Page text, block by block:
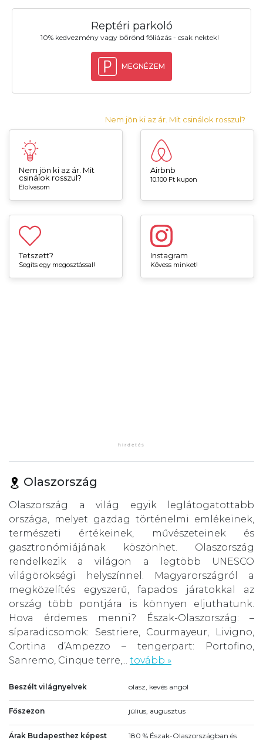
Reptéri parkoló
10% kedvezmény vagy bőrönd fóliázás - csak nektek!
MEGNÉZEM
Nem jön ki az ár. Mit csinálok rosszul?
Nem jön ki az ár. Mit
csinálok rosszul?
Elolvasom
Airbnb
10.100 Ft kupon
Tetszett?
Segíts egy megosztással!
Instagram
Kövess minket!
Olaszország
Olaszország a világ egyik leglátogatottabb
országa, melyet gazdag történelmi emlékeinek,
természeti értékeinek, művészeteinek és
gasztronómiájának köszönhet. Olaszország
rendelkezik a világon a legtöbb UNESCO
világörökségi helyszínnel. Magyarországról a
megközelítés egyszerű, fapados járatokkal az
ország több pontjára is könnyen eljuthatunk.
Hova érdemes menni? Észak-Olaszország: –
síparadicsomok: Sestriere, Courmayeur, Livigno,
Cortina d’Ampezzo – tengerpart: Portofino,
Sanremo, Cinque terre,... tovább »
Beszélt világnyelvek olasz, kevés angol
Főszezon július, augusztus
Árak Budapesthez képest 180 % Észak-Olaszországban és